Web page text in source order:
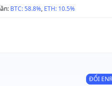
BTC: 58.8%, ETH: 10.5%
ĐỔI